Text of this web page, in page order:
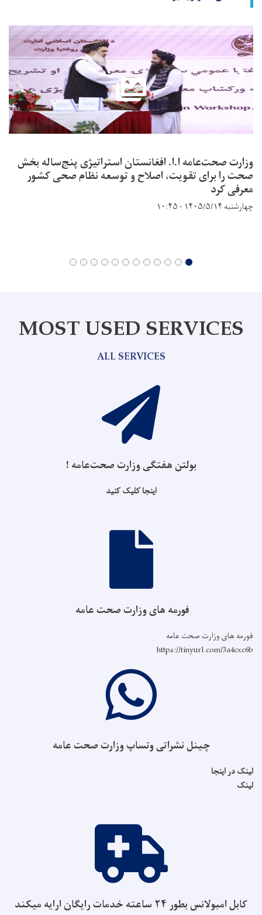
وزارت صحت‌عامه ا.ا. افغانستان استراتیژی پنج‌ساله بخش
صحت را برای تقویت، اصلاح و توسعه نظام صحی کشور
معرفی کرد
چهارشنبه ۱۴۰۵/۵/۱۴ - ۱۰:۴۵
MOST USED SERVICES
ALL SERVICES
بولتن هفتگی وزارت صحت‌عامه !
اینجا کلیک کنید
فورمه های وزارت صحت عامه
فورمه های وزارت صحت عامه
https://tinyurl.com/3a4cxc6b
چینل نشراتی وتساپ وزارت صحت عامه
لینک در اینجا
لینک
کابل امبولانس بطور ۲۴ ساعته خدمات رایگان ارایه میکند